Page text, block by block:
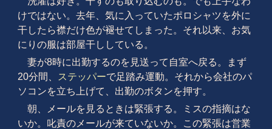
けではない。去年、気に入っていたポロシャツを外に
干したら襟だけ色が褪せてしまった。それ以来、お気
にりの服は部屋干ししている。
妻が8時に出勤するのを見送って自室へ戻る。まず
20分間、
ステッパーで足踏み運動。それから会社のパ
ソコンを立ち上げて、出勤のボタンを押す。
朝、メールを見るときは緊張する。ミスの指摘はな
いか。叱責のメールが来ていないか。この緊張は営業